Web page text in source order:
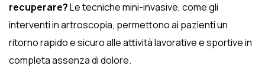
recuperare?Le tecniche mini-invasive, come gli
interventi in artroscopia, permettono ai pazienti un
ritorno rapido e sicuro alle attività lavorative e sportive in
completa assenza di dolore.